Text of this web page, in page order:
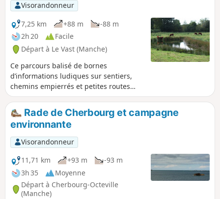
Visorandonneur
7,25 km
+88 m
-88 m
2h 20
Facile
Départ à Le Vast (Manche)
Ce parcours balisé de bornes
d’informations ludiques sur sentiers,
chemins empierrés et petites routes
permet de découvrir le patrimoine
historique et naturel de cette commune
traversée par la Rivière la Saire.Ce
parcours a été inspiré d'un projet du
Centre Permanent d'Initiative pour
l'Environnement du Cotentin.
Rade de Cherbourg et campagne
environnante
Visorandonneur
11,71 km
+93 m
-93 m
3h 35
Moyenne
Départ à Cherbourg-Octeville
(Manche)